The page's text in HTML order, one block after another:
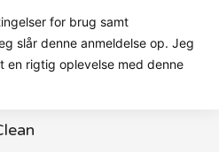
for brug samt
slår denne anmeldelse op. Jeg
rigtig oplevelse med denne